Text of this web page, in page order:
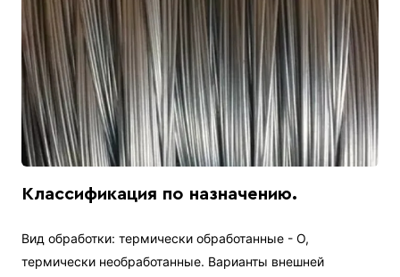
Классификация по назначению.
Вид обработки: термически обработанные - О,
термически необработанные. Варианты внешней